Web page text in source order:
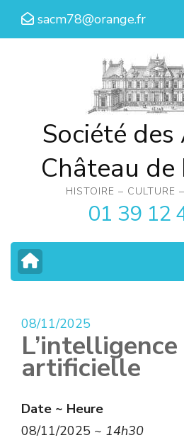
Aller
sacm78@orange.fr
Société des
Château de
HISTOIRE – CULTURE
01 39 12
08/11/2025
L’intelligence
artificielle
Date ~ Heure
08/11/2025 ~ 14h30